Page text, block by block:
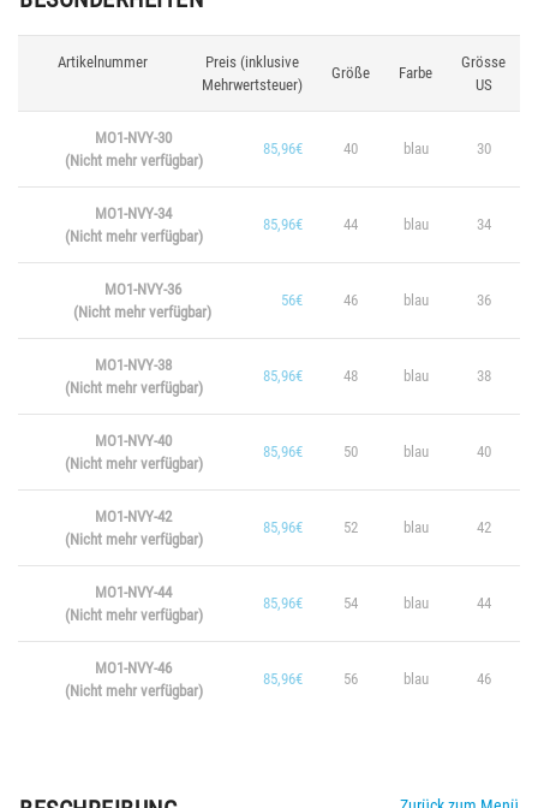
Artikelnummer
Preis (inklusive
Mehrwertsteuer)
Größe Farbe
Grösse
US
MO1-NVY-30
(Nicht mehr verfügbar)
85,96€ 40 blau 30
MO1-NVY-34
(Nicht mehr verfügbar)
85,96€ 44 blau 34
MO1-NVY-36
(Nicht mehr verfügbar)
56€ 46 blau 36
MO1-NVY-38
(Nicht mehr verfügbar)
85,96€ 48 blau 38
MO1-NVY-40
(Nicht mehr verfügbar)
85,96€ 50 blau 40
MO1-NVY-42
(Nicht mehr verfügbar)
85,96€ 52 blau 42
MO1-NVY-44
(Nicht mehr verfügbar)
85,96€ 54 blau 44
MO1-NVY-46
(Nicht mehr verfügbar)
85,96€ 56 blau 46